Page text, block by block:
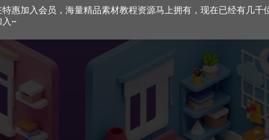
特惠加入会员，海量精品素材教程资源马上拥有，现在已经有几千
入~